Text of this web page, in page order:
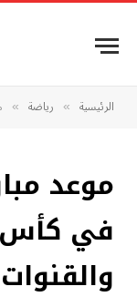
الرئيسية » رياضة »
موعد